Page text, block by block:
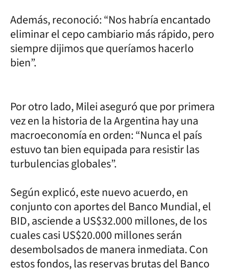
Además, reconoció: “Nos habría encantado
eliminar el cepo cambiario más rápido, pero
siempre dijimos que queríamos hacerlo
bien”.
Por otro lado, Milei aseguró que por primera
vez en la historia de la Argentina hay una
macroeconomía en orden: “Nunca el país
estuvo tan bien equipada para resistir las
turbulencias globales”.
Según explicó, este nuevo acuerdo, en
conjunto con aportes del Banco Mundial, el
BID, asciende a US$32.000 millones, de los
cuales casi US$20.000 millones serán
desembolsados de manera inmediata. Con
estos fondos, las reservas brutas del Banco